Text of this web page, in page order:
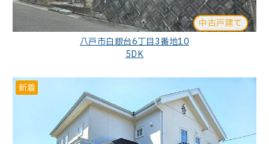
八戸市白銀台6丁目3番地10
5DK
中古戸建て
新着